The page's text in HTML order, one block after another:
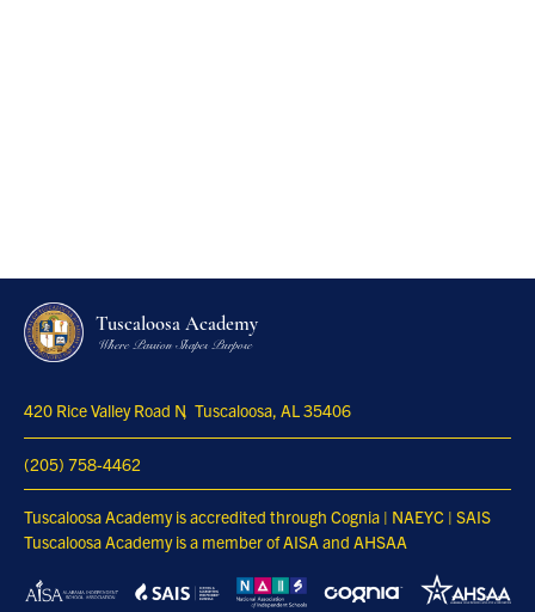
Tuscaloosa Academy
Where Passion Shapes Purpose
420 Rice Valley Road N Tuscaloosa, AL 35406
(205) 758-4462
Tuscaloosa Academy is accredited through Cognia | NAEYC | SAIS
Tuscaloosa Academy is a member of AISA and AHSAA